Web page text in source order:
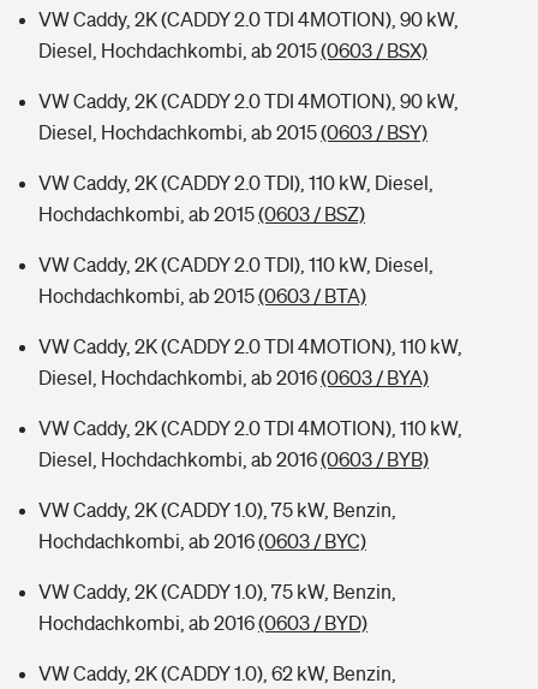
VW Caddy, 2K (CADDY 2.0 TDI 4MOTION), 90 kW,
Diesel, Hochdachkombi, ab 2015(0603 / BSX)
VW Caddy, 2K (CADDY 2.0 TDI 4MOTION), 90 kW,
Diesel, Hochdachkombi, ab 2015(0603 / BSY)
VW Caddy, 2K (CADDY 2.0 TDI), 110 kW, Diesel,
Hochdachkombi, ab 2015(0603 / BSZ)
VW Caddy, 2K (CADDY 2.0 TDI), 110 kW, Diesel,
Hochdachkombi, ab 2015(0603 / BTA)
VW Caddy, 2K (CADDY 2.0 TDI 4MOTION), 110 kW,
Diesel, Hochdachkombi, ab 2016(0603 / BYA)
VW Caddy, 2K (CADDY 2.0 TDI 4MOTION), 110 kW,
Diesel, Hochdachkombi, ab 2016(0603 / BYB)
VW Caddy, 2K (CADDY 1.0), 75 kW, Benzin,
Hochdachkombi, ab 2016(0603 / BYC)
VW Caddy, 2K (CADDY 1.0), 75 kW, Benzin,
Hochdachkombi, ab 2016(0603 / BYD)
VW Caddy, 2K (CADDY 1.0), 62 kW, Benzin,